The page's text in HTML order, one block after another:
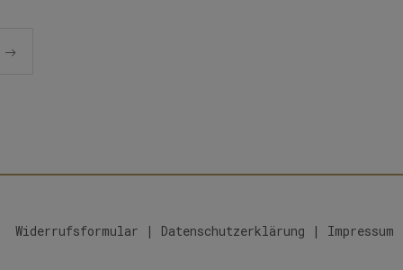
Widerrufsformular | Datenschutzerklärung | Impressum